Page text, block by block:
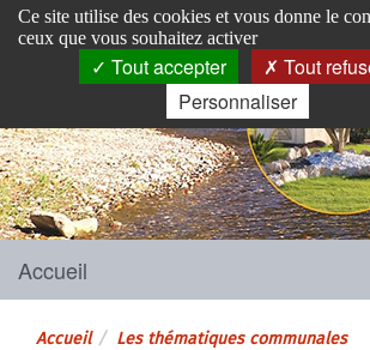
Pins-Justaret
Site officiel de la
Accueil
Accueil
Les thématiques communales
Panneau de gestion des cookies
Ce site utilise des cookies et vous donne le
ceux que vous souhaitez activer
Tout accepter
Tout
Personnaliser